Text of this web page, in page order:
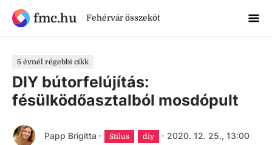
fmc.hu Fehérvár összeköt
5 évnél régebbi cikk
DIY bútorfelújítás:
fésülködőasztalból mosdópult
Papp Brigitta · Stílus diy · 2020. 12. 25., 13:00